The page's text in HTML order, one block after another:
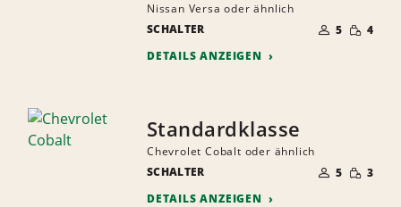
Nissan Versa oder ähnlich
SCHALTER
DER
MITFAHRER
5 GERINGE
MENGE
4
DETAILS ANZEIGEN
Standardklasse
Chevrolet Cobalt oder ähnlich
SCHALTER
DER
MITFAHRER
5 GERINGE
MENGE
3
DETAILS ANZEIGEN